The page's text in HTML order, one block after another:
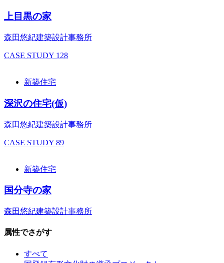
上目黒の家
森田悠紀建築設計事務所
CASE STUDY 128
新築住宅
深沢の住宅(仮)
森田悠紀建築設計事務所
CASE STUDY 89
新築住宅
国分寺の家
森田悠紀建築設計事務所
属性でさがす
すべて